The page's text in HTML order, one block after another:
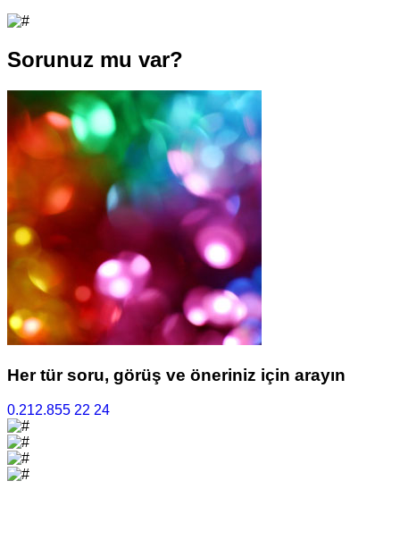
Sorunuz mu var?
Her tür soru, görüş ve öneriniz için arayın
0.212.855 22 24